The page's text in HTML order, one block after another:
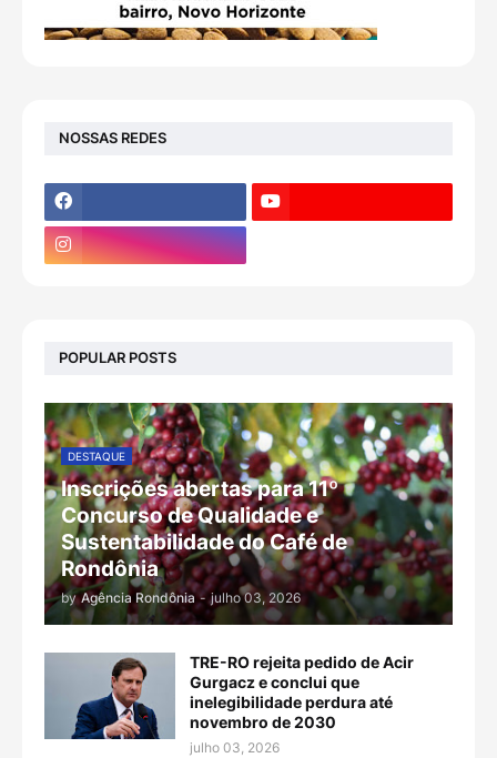
NOSSAS REDES
POPULAR POSTS
DESTAQUE
Inscrições abertas para 11º
Concurso de Qualidade e
Sustentabilidade do Café de
Rondônia
by Agência Rondônia - julho 03, 2026
TRE-RO rejeita pedido de Acir
Gurgacz e conclui que
inelegibilidade perdura até
novembro de 2030
julho 03, 2026